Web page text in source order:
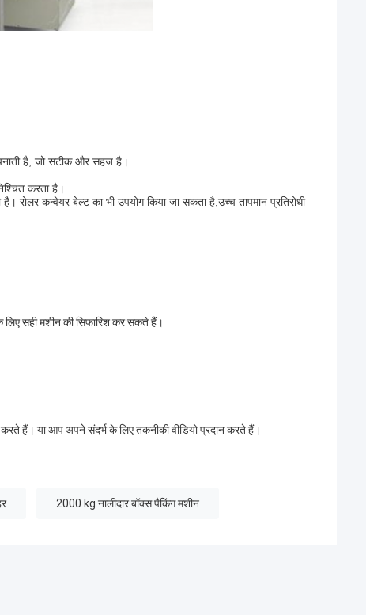
है, जो सटीक और सहज है।
करता है।
रोलर कन्वेयर बेल्ट का भी उपयोग किया जा सकता है,उच्च तापमान प्रतिरोधी
सही मशीन की सिफारिश कर सकते हैं।
हैं। या आप अपने संदर्भ के लिए तकनीकी वीडियो प्रदान करते हैं।
2000 kg नालीदार बॉक्स पैकिंग मशीन